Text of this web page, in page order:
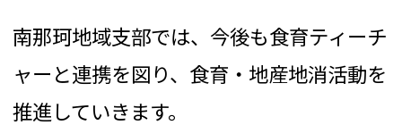
南那珂地域支部では、今後も食育ティーチ
ャーと連携を図り、食育・地産地消活動を
推進していきます。